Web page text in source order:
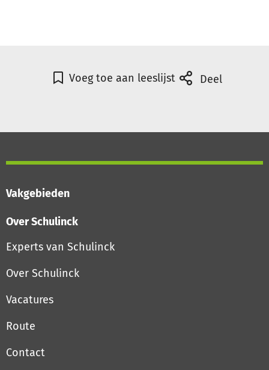
Voeg toe aan leeslijst Deel
Vakgebieden
Over Schulinck
Experts van Schulinck
Over Schulinck
Vacatures
Route
Contact